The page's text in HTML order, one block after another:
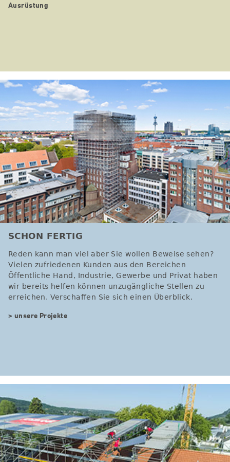
Ausrüstung
SCHON FERTIG
Reden kann man viel aber Sie wollen Beweise sehen?
Vielen zufriedenen Kunden aus den Bereichen
Öffentliche Hand, Industrie, Gewerbe und Privat haben
wir bereits helfen können unzugängliche Stellen zu
erreichen. Verschaffen Sie sich einen Überblick.
> unsere Projekte